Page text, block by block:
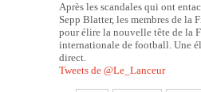
Après les scandales qui ont
Sepp Blatter, les membres de la
pour élire la nouvelle tête de la
internationale de football. Une
direct.
Tweets de @Le_Lanceur